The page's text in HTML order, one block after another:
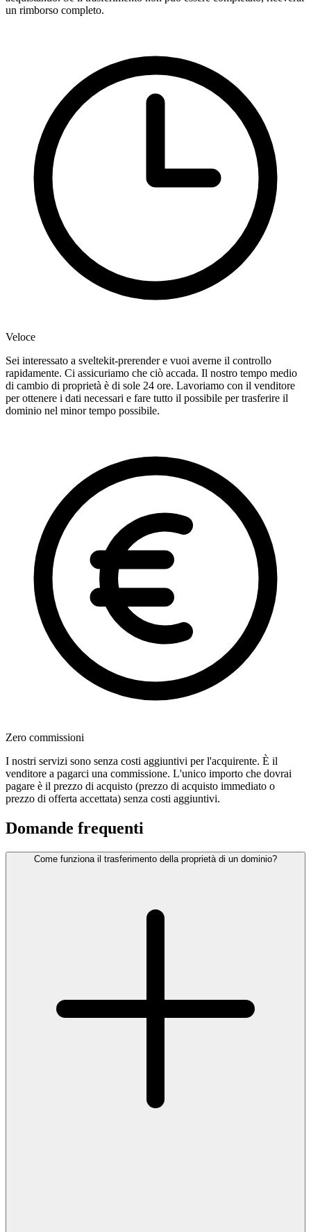
un rimborso completo.
Veloce
Sei interessato a sveltekit-prerender e vuoi averne il controllo
rapidamente. Ci assicuriamo che ciò accada. Il nostro tempo medio
di cambio di proprietà è di sole 24 ore. Lavoriamo con il venditore
per ottenere i dati necessari e fare tutto il possibile per trasferire il
dominio nel minor tempo possibile.
Zero commissioni
I nostri servizi sono senza costi aggiuntivi per l'acquirente. È il
venditore a pagarci una commissione. L'unico importo che dovrai
pagare è il prezzo di acquisto (prezzo di acquisto immediato o
prezzo di offerta accettata) senza costi aggiuntivi.
Domande frequenti
Come funziona il trasferimento della proprietà di un dominio?